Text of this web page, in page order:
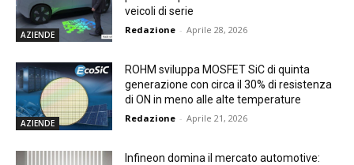
AZIENDE
veicoli di serie
Redazione - Aprile 28, 2026
AZIENDE
ROHM sviluppa MOSFET SiC di quinta
generazione con circa il 30% di resistenza
di ON in meno alle alte temperature
Redazione - Aprile 21, 2026
Infineon domina il mercato automotive: